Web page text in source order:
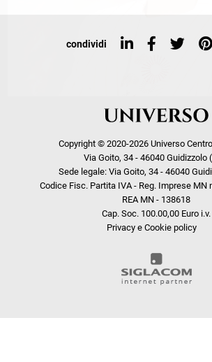
Top ricerche
condividi
Copyright © 2020-2026 Universo
Via Goito, 34 - 46040 Guidizzolo
Sede legale: Via Goito, 34 - 46040
Codice Fisc. Partita IVA - Reg. Imprese MN
REA MN - 138618
Cap. Soc. 100.00,00 Euro i.v.
Privacy e Cookie policy